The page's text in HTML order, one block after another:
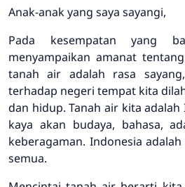
Anak-anak yang saya sayangi,
Pada kesempatan yang
menyampaikan amanat
tanah air adalah rasa
terhadap negeri tempat kita
dan hidup. Tanah air kita
kaya akan budaya, bahasa,
keberagaman. Indonesia
semua.